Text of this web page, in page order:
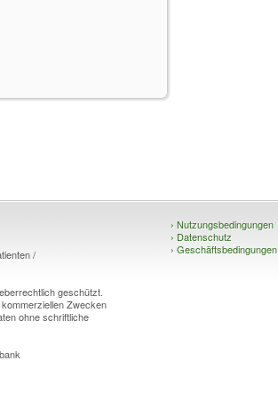
/
geschützt.
Zwecken
ohne schriftliche
› Nutzungsbedingungen
› Datenschutz
› Geschäftsbedingungen